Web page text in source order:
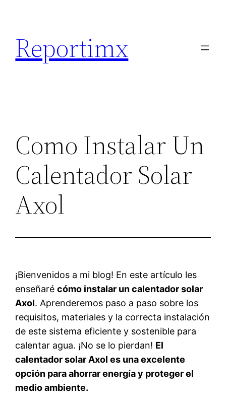
contenido
Reportimx
Como Instalar Un
Calentador Solar
Axol
¡Bienvenidos a mi blog! En este artículo les
enseñarécómo instalar un calentador solar
Axol. Aprenderemos paso a paso sobre los
requisitos, materiales y la correcta instalación
de este sistema eficiente y sostenible para
calentar agua. ¡No se lo pierdan! El
calentador solar Axol es una excelente
opción para ahorrar energía y proteger el
medio ambiente.